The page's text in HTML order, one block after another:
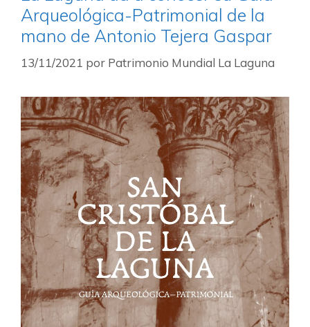
Arqueológica-Patrimonial de la
mano de Antonio Tejera Gaspar
13/11/2021 por Patrimonio Mundial La Laguna